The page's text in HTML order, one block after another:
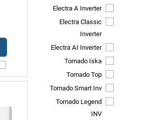
Electra A Inverter
Electra Classic
Inverter
Electra AI Inverter
Tornado Iska
Tornado Top
Tornado Smart Inv
Tornado Legend
INV